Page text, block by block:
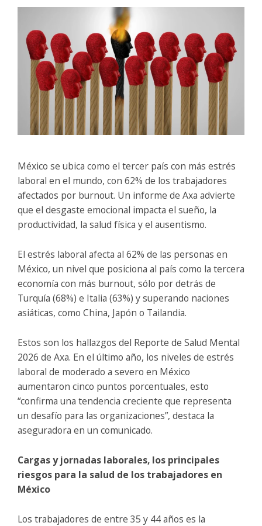
México se ubica como el tercer país con más estrés
laboral en el mundo, con 62% de los trabajadores
afectados por burnout. Un informe de Axa advierte
que el desgaste emocional impacta el sueño, la
productividad, la salud física y el ausentismo.
El estrés laboral afecta al 62% de las personas en
México, un nivel que posiciona al país como la tercera
economía con más burnout, sólo por detrás de
Turquía (68%) e Italia (63%) y superando naciones
asiáticas, como China, Japón o Tailandia.
Estos son los hallazgos del Reporte de Salud Mental
2026 de Axa. En el último año, los niveles de estrés
laboral de moderado a severo en México
aumentaron cinco puntos porcentuales, esto
“confirma una tendencia creciente que representa
un desafío para las organizaciones”, destaca la
aseguradora en un comunicado.
Cargas y jornadas laborales, los principales
riesgos para la salud de los trabajadores en
México
Los trabajadores de entre 35 y 44 años es la